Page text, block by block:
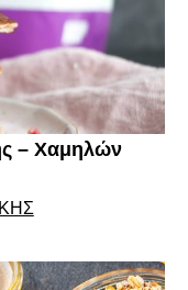
– Χαμηλών